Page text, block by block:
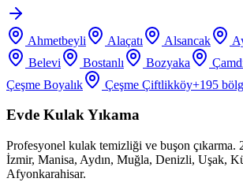
Ahmetbeyli Alaçatı Alsancak
Belevi
Bostanlı Bozyaka
Çeşme Boyalık
Çeşme Çiftlikköy+195
Evde Kulak Yıkama
Profesyonel kulak temizliği ve buşon
İzmir, Manisa, Aydın, Muğla, Denizli, Uşak,
Afyonkarahisar.